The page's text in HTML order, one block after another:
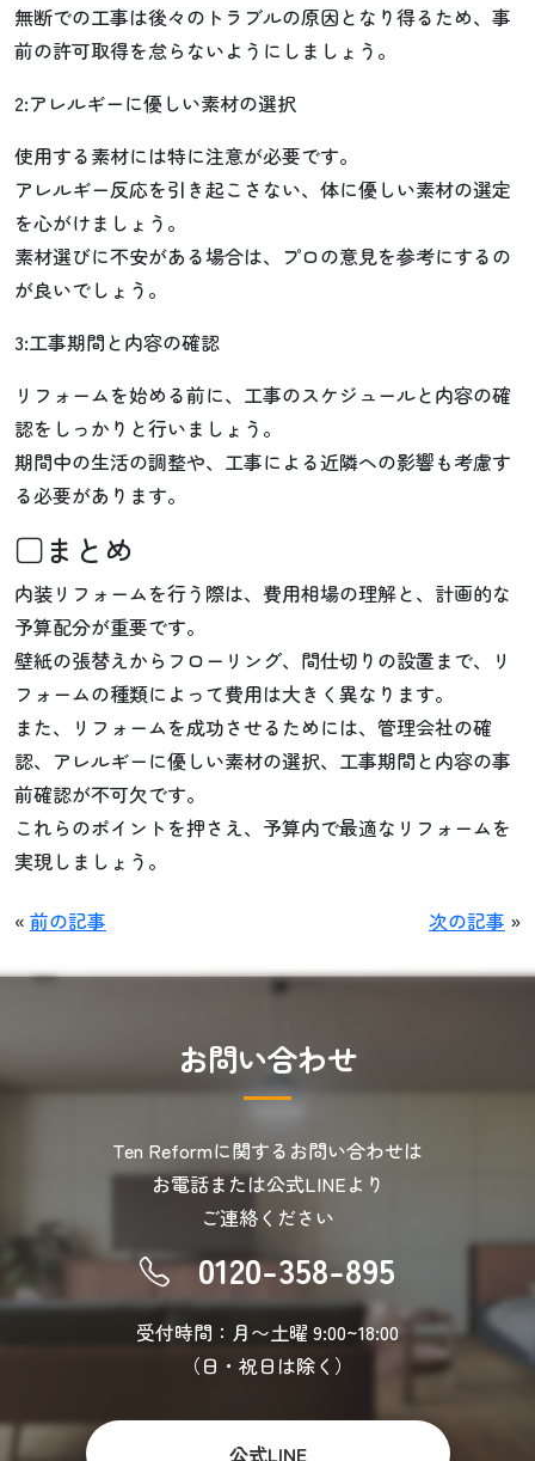
無断での工事は後々のトラブルの原因となり得るため、事
前の許可取得を怠らないようにしましょう。
2:アレルギーに優しい素材の選択
使用する素材には特に注意が必要です。
アレルギー反応を引き起こさない、体に優しい素材の選定
を心がけましょう。
素材選びに不安がある場合は、プロの意見を参考にするの
が良いでしょう。
3:工事期間と内容の確認
リフォームを始める前に、工事のスケジュールと内容の確
認をしっかりと行いましょう。
期間中の生活の調整や、工事による近隣への影響も考慮す
る必要があります。
□まとめ
内装リフォームを行う際は、費用相場の理解と、計画的な
予算配分が重要です。
壁紙の張替えからフローリング、間仕切りの設置まで、リ
フォームの種類によって費用は大きく異なります。
また、リフォームを成功させるためには、管理会社の確
認、アレルギーに優しい素材の選択、工事期間と内容の事
前確認が不可欠です。
これらのポイントを押さえ、予算内で最適なリフォームを
実現しましょう。
« 前の記事 次の記事 »
お問い合わせ
Ten Reformに関するお問い合わせは
お電話または公式LINEより
ご連絡ください
0120-358-895
受付時間：月〜土曜 9:00~18:00
（日・祝日は除く）
公式LINE